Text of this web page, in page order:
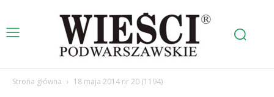
Strona główna 18 maja 2014 nr 20 (1194)